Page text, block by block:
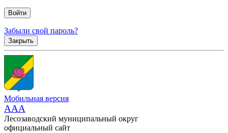
Забыли свой пароль?
Закрыть
Мобильная версия
AAA
Лесозаводский муниципальный округ
официальный сайт